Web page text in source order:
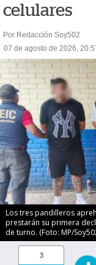
celulares
Por Redacción Soy502
07 de agosto de 2026,
Los tres pandilleros
prestarán su primera
de turno. (Foto: MP/
3